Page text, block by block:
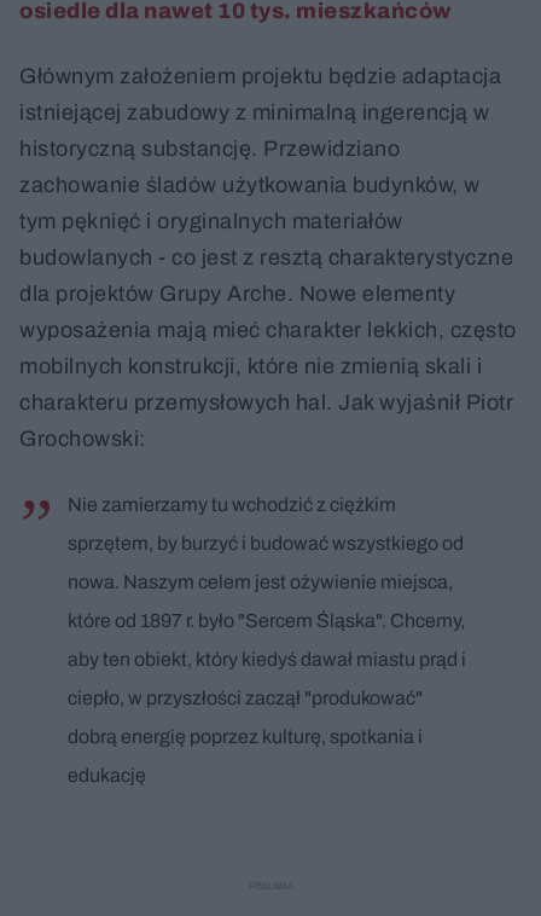
osiedle dla nawet 10 tys. mieszkańców
Głównym założeniem projektu będzie adaptacja
istniejącej zabudowy z minimalną ingerencją w
historyczną substancję. Przewidziano
zachowanie śladów użytkowania budynków, w
tym pęknięć i oryginalnych materiałów
budowlanych - co jest z resztą charakterystyczne
dla projektów Grupy Arche. Nowe elementy
wyposażenia mają mieć charakter lekkich, często
mobilnych konstrukcji, które nie zmienią skali i
charakteru przemysłowych hal. Jak wyjaśnił Piotr
Grochowski:
Nie zamierzamy tu wchodzić z ciężkim
sprzętem, by burzyć i budować wszystkiego od
nowa. Naszym celem jest ożywienie miejsca,
które od 1897 r. było "Sercem Śląska". Chcemy,
aby ten obiekt, który kiedyś dawał miastu prąd i
ciepło, w przyszłości zaczął "produkować"
dobrą energię poprzez kulturę, spotkania i
edukację